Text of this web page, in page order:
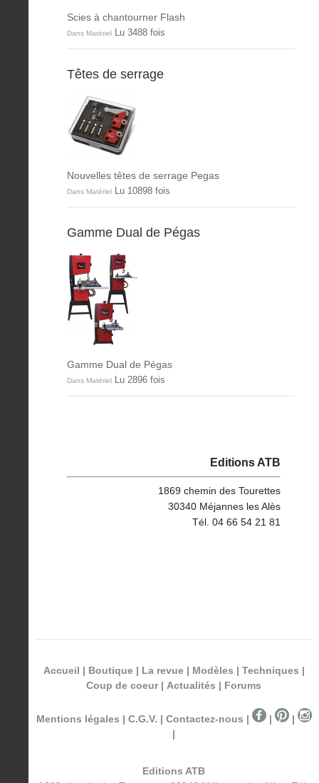
Scies à chantourner Flash
Dans Matériel Lu 3488 fois
Têtes de serrage
Nouvelles têtes de serrage Pegas
Dans Matériel Lu 10898 fois
Gamme Dual de Pégas
Gamme Dual de Pégas
Dans Matériel Lu 2896 fois
Editions ATB
1869 chemin des Tourettes
30340 Méjannes les Alès
Tél. 04 66 54 21 81
Accueil | Boutique | La revue | Modèles | Techniques |
Coup de coeur | Actualités | Forums
Mentions légales | C.G.V. | Contactez-nous | |
|
|
Editions ATB